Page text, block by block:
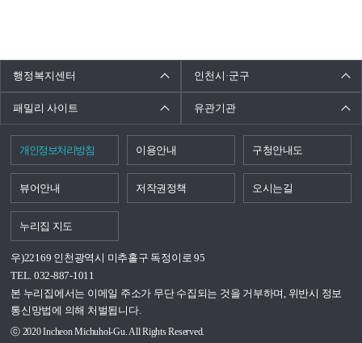
행정복지센터 인천시·군구
패밀리 사이트 유관기관
개인정보처리방침 이용안내 구청안내도
뷰어안내 저작권정책 오시는길
누리집 지도
우)22169 인천광역시 미추홀구 독정이로 95
TEL. 032-887-1011
본 누리집에서는 이메일 주소가 무단 수집되는 것을 거부하며, 위반시 정보
통신망법에 의해 처벌됩니다.
ⓒ 2020 Incheon Michuhol-Gu. All Rights Reserved.